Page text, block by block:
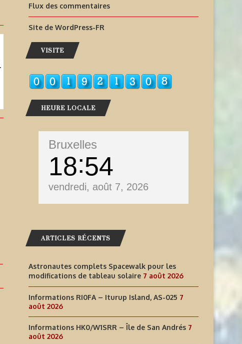
Flux des commentaires
Site de WordPress-FR
VISITE
HEURE LOCALE
Bruxelles
18 54
vendredi, août 7, 2026
ARTICLES RÉCENTS
Astronautes complets Spacewalk pour les
modifications de tableau solaire 7 août 2026
Informations RI0FA – Iturup Island, AS-025 7
août 2026
Informations HK0/W1SRR – Île de San Andrés 7
août 2026